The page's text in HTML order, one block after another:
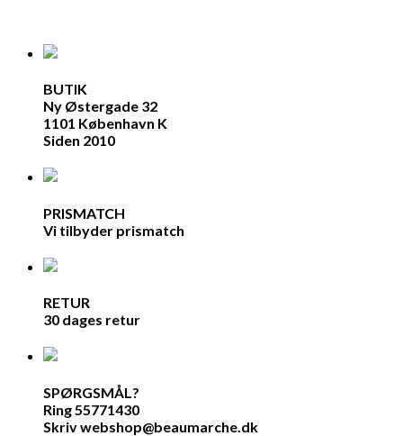
BUTIK
Ny Østergade 32
1101 København K
Siden 2010
PRISMATCH
Vi tilbyder prismatch
RETUR
30 dages retur
SPØRGSMÅL?
Ring 55771430
Skriv webshop@beaumarche.dk